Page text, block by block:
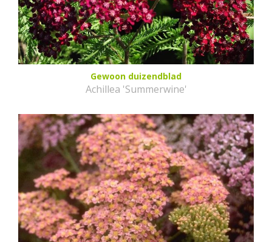
Gewoon duizendblad
Achillea 'Summerwine'